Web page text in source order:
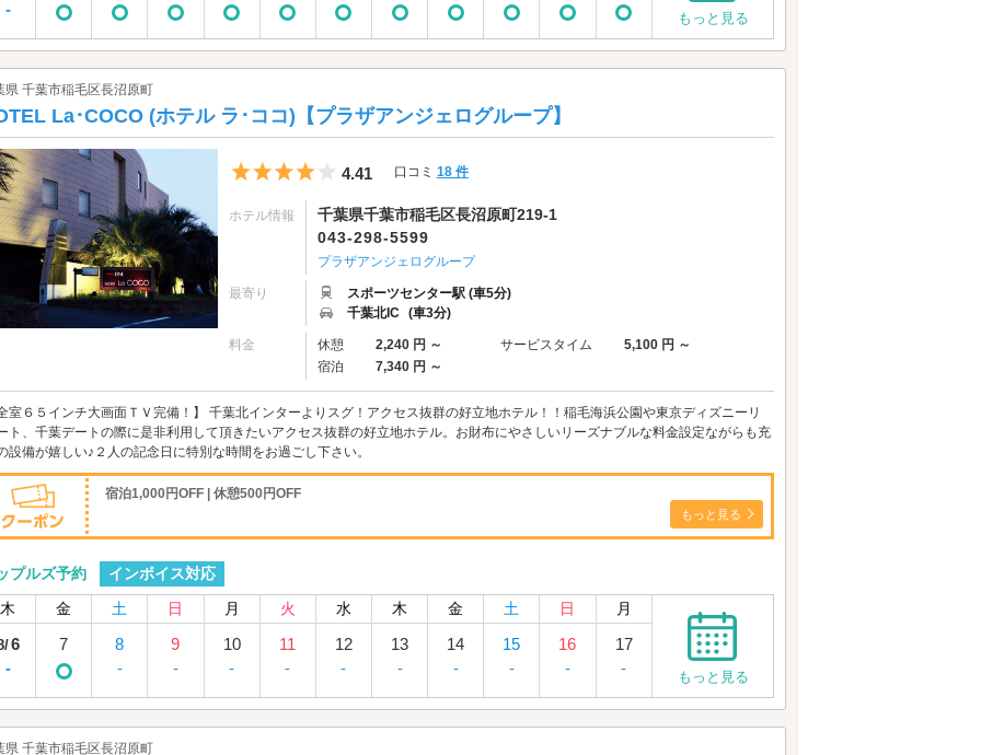
-
もっと見る
県 千葉市稲毛区長沼原町
La･COCO (ホテル ラ･ココ)【プラザアンジェログループ】
5つ星のうち4
4.41 口コミ 18 件
ホテル情報
千葉県千葉市稲毛区長沼原町219-1
043-298-5599
プラザアンジェログループ
最寄り
スポーツセンター駅 (車5分)
千葉北IC (車3分)
料金 休憩 2,240 円 ～ サービスタイム
5,100 円 ～
宿泊
7,340 円 ～
室６５インチ大画面ＴＶ完備！】 千葉北インターよりスグ！アクセス抜群の好立地ホテル！！稲毛海浜公園や東京ディズニーリ
ト、千葉デートの際に是非利用して頂きたいアクセス抜群の好立地ホテル。お財布にやさしいリーズナブルな料金設定ながらも充
設備が嬉しい♪２人の記念日に特別な時間をお過ごし下さい。
宿泊1,000円OFF | 休憩500円OFF
もっと見る
プルズ予約
インボイス対応
木
金 土 日 月 火 水 木 金 土 日 月
6
-
7
8
-
9
-
10
-
11
-
12
-
13
-
14
-
15
-
16
-
17
-
もっと見る
県 千葉市稲毛区長沼原町